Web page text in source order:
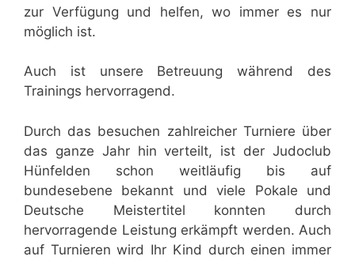
zur Verfügung und helfen, wo immer es nur
möglich ist.
Auch ist unsere Betreuung während des
Trainings hervorragend.
Durch das besuchen zahlreicher Turniere über
das ganze Jahr hin verteilt, ist der Judoclub
Hünfelden schon weitläufig bis auf
bundesebene bekannt und viele Pokale und
Deutsche Meistertitel konnten durch
hervorragende Leistung erkämpft werden. Auch
auf Turnieren wird Ihr Kind durch einen immer